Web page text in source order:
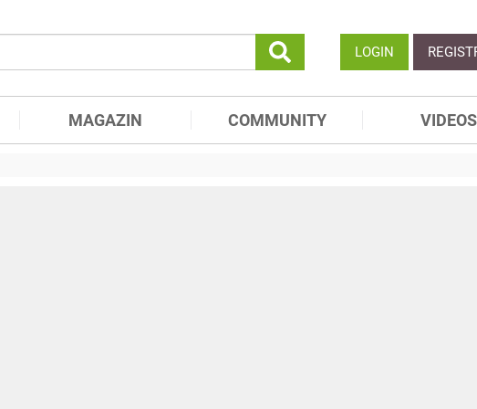
LOGIN
MAGAZIN COMMUNITY VIDEOS